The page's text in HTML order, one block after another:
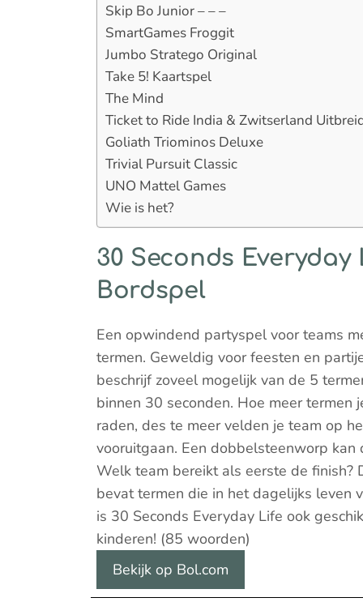
Skip Bo Junior – – –
SmartGames Froggit
Jumbo Stratego Original
Take 5! Kaartspel
The Mind
Ticket to Ride India & Zwitserland
Goliath Triominos Deluxe
Trivial Pursuit Classic
UNO Mattel Games
Wie is het?
30 Seconds Everyday
Bordspel
Een opwindend partyspel voor teams
termen. Geweldig voor feesten en
beschrijf zoveel mogelijk van de 5
binnen 30 seconden. Hoe meer termen
raden, des te meer velden je team op
vooruitgaan. Een dobbelsteenworp kan
Welk team bereikt als eerste de finish?
bevat termen die in het dagelijks leven
is 30 Seconds Everyday Life ook
kinderen! (85 woorden)
Bekijk op Bol.com